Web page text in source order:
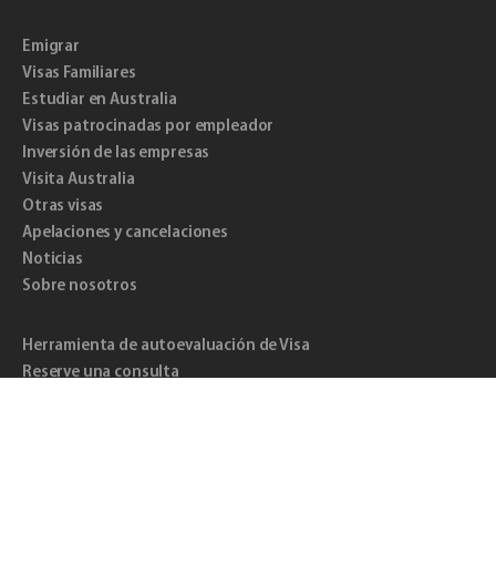
Emigrar
Visas Familiares
Estudiar en Australia
Visas patrocinadas por empleador
Inversión de las empresas
Visita Australia
Otras visas
Apelaciones y cancelaciones
Noticias
Sobre nosotros
Herramienta de autoevaluación de Visa
Reserve una consulta